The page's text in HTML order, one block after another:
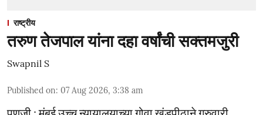
राष्ट्रीय
तरुण तेजपाल यांना दहा वर्षांची सक्तमजुरी
Swapnil S
Published on: 07 Aug 2026, 3:38 am